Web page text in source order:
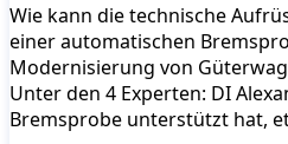
Wie kann die technische
einer automatischen
Modernisierung von
Unter den 4 Experten: DI
Bremsprobe unterstützt hat,